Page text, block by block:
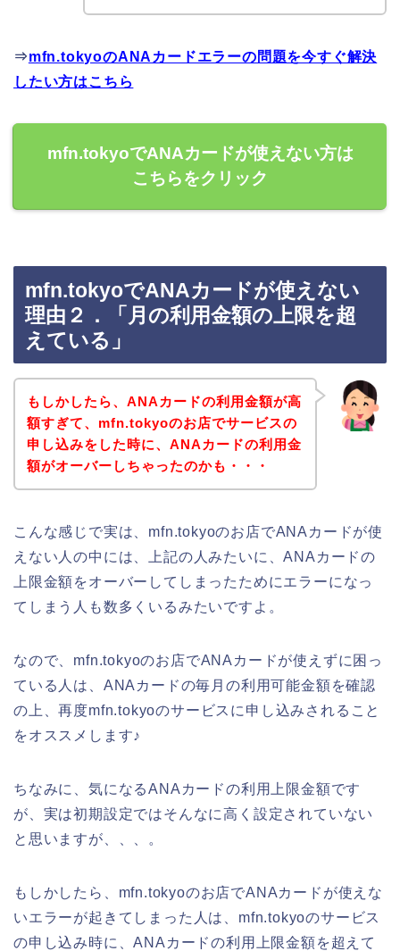
⇒mfn.tokyoのANAカードエラーの問題を今すぐ解決
したい方はこちら
mfn.tokyoでANAカードが使えない方は
こちらをクリック
mfn.tokyoでANAカードが使えない
理由２．「月の利用金額の上限を超
えている」
もしかしたら、ANAカードの利用金額が高
額すぎて、mfn.tokyoのお店でサービスの
申し込みをした時に、ANAカードの利用金
額がオーバーしちゃったのかも・・・
こんな感じで実は、mfn.tokyoのお店でANAカードが使
えない人の中には、上記の人みたいに、ANAカードの
上限金額をオーバーしてしまったためにエラーになっ
てしまう人も数多くいるみたいですよ。
なので、mfn.tokyoのお店でANAカードが使えずに困っ
ている人は、ANAカードの毎月の利用可能金額を確認
の上、再度mfn.tokyoのサービスに申し込みされること
をオススメします♪
ちなみに、気になるANAカードの利用上限金額です
が、実は初期設定ではそんなに高く設定されていない
と思いますが、、、。
もしかしたら、mfn.tokyoのお店でANAカードが使えな
いエラーが起きてしまった人は、mfn.tokyoのサービス
の申し込み時に、ANAカードの利用上限金額を超えて